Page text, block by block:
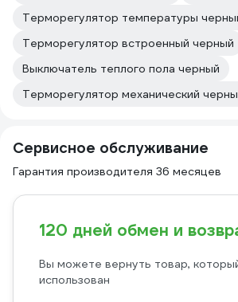
Терморегулятор температуры
Терморегулятор встроенный черный
Выключатель теплого пола черный
Терморегулятор механический
Сервисное обслуживание
Гарантия производителя 36 месяцев
120 дней обмен и
Вы можете вернуть товар,
использован